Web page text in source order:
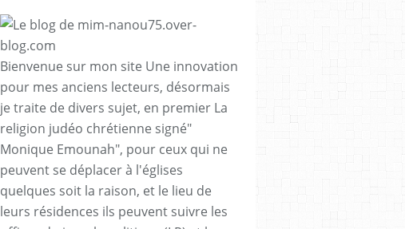
Bienvenue sur mon site Une innovation
pour mes anciens lecteurs, désormais
je traite de divers sujet, en premier La
religion judéo chrétienne signé"
Monique Emounah", pour ceux qui ne
peuvent se déplacer à l'églises
quelques soit la raison, et le lieu de
leurs résidences ils peuvent suivre les